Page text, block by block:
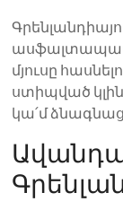
մյուսը
ստիպված
կա՛մ